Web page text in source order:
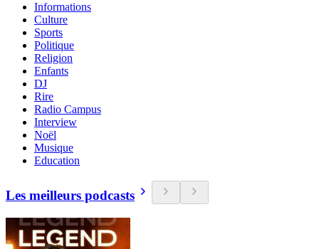
Informations
Culture
Sports
Politique
Religion
Enfants
DJ
Rire
Radio Campus
Interview
Noël
Musique
Education
Les meilleurs podcasts